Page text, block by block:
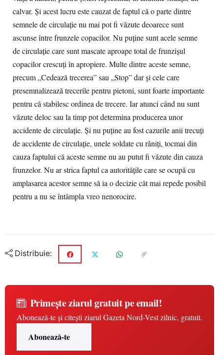
calvar. Şi acest lucru este cauzat de faptul că o parte dintre
semnele de circulaţie nu mai pot fi văzute deoarece sunt
ascunse între frunzele copacilor. Nu puţine sunt acele semne
de circulaţie care sunt mascate aproape total de frunzişul
copacilor crescuţi în apropiere. Multe dintre aceste semne,
precum „Cedează trecerea” sau „Stop” dar şi cele care
presemnalizează trecerile pentru pietoni, sunt foarte importante
pentru că stabilesc ordinea de trecere. Iar atunci când nu sunt
văzute deloc sau la timp pot determina producerea unor
accidente de circulaţie. Şi nu puţine au fost cazurile anii trecuţi
de accidente de circulaţie, unele soldate cu răniţi, tocmai din
cauza faptului că aceste semne nu au putut fi văzute din cauza
frunzelor. Nu ar strica faptul ca autorităţile care se ocupă cu
amplasarea acestor semne să ia o decizie cât mai repede posibil
pentru a nu se întâmpla vreo nenorocire.
Distribuie:
Primește ziarul gratuit pe email!
Abonează-te și citești ziarul Gazeta Nord-Vest zilnic, gratuit.
Abonează-te